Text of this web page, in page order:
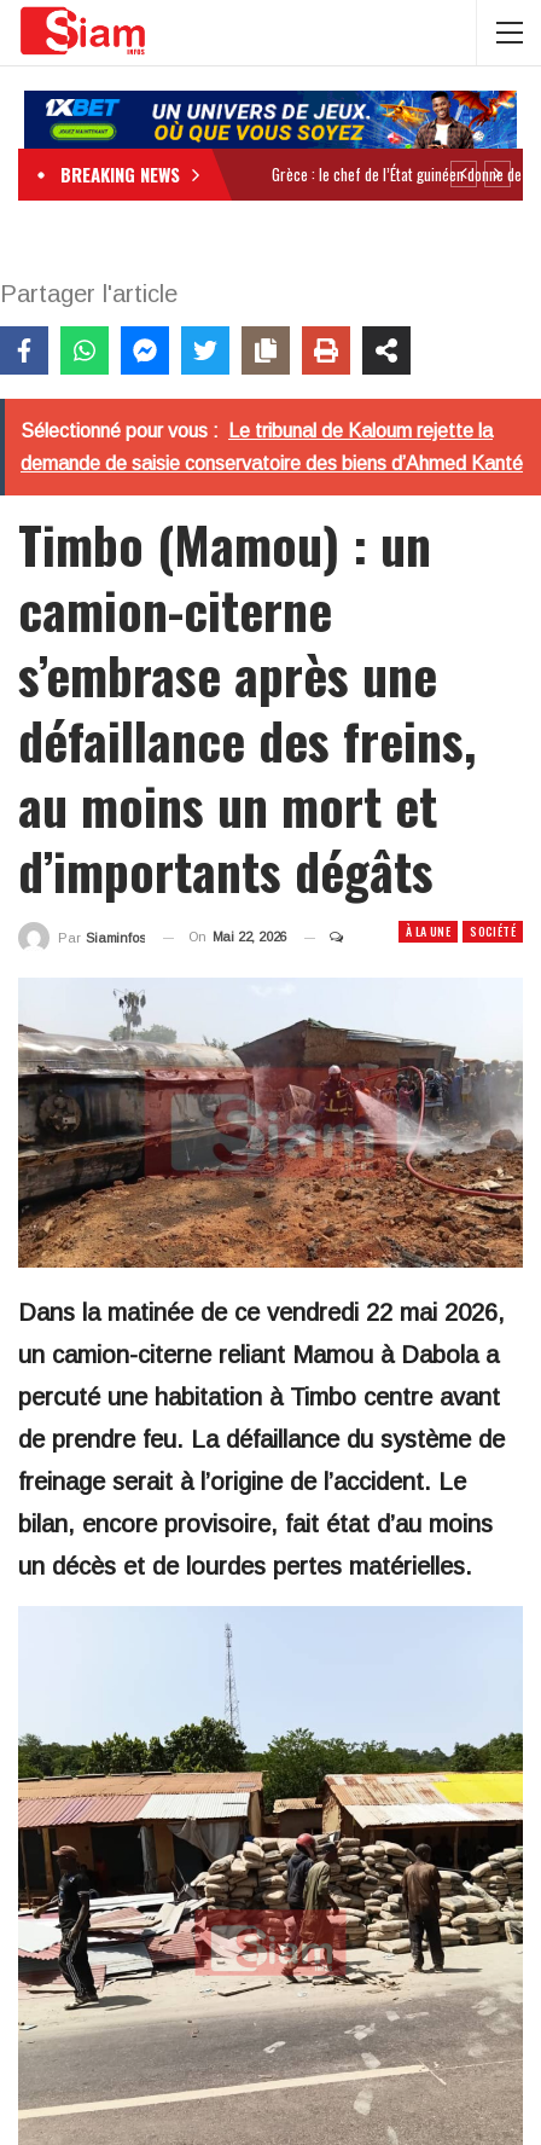
BREAKING NEWS
Partager l'article
Sélectionné pour vous :
Le tribunal de Kaloum rejette la
demande de saisie conservatoire des biens d’Ahmed Kanté
Timbo (Mamou) : un
camion-citerne
s’embrase après une
défaillance des freins,
au moins un mort et
d’importants dégâts
À LA UNE SOCIÉTÉ
Par Siaminfos On Mai 22, 2026
Dans la matinée de ce vendredi 22 mai 2026,
un camion-citerne reliant Mamou à Dabola a
percuté une habitation à Timbo centre avant
de prendre feu. La défaillance du système de
freinage serait à l’origine de l’accident. Le
bilan, encore provisoire, fait état d’au moins
un décès et de lourdes pertes matérielles.